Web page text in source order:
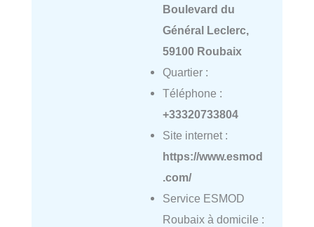
Boulevard du
Général Leclerc,
59100 Roubaix
Quartier :
Téléphone :
+33320733804
Site internet :
https://www.esmod
.com/
Service ESMOD
Roubaix à domicile :